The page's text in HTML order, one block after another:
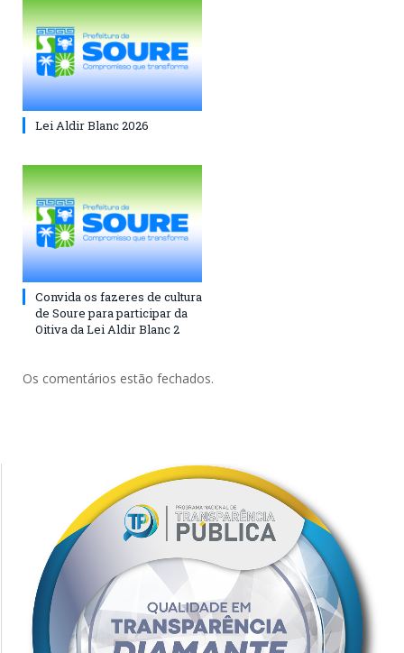
Lei Aldir Blanc 2026
Convida os fazeres de cultura
de Soure para participar da
Oitiva da Lei Aldir Blanc 2
Os comentários estão fechados.